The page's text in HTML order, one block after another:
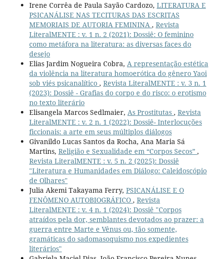
Irene Corrêa de Paula Sayão Cardozo, LITERATURA E
PSICANÁLISE NAS TECITURAS DAS ESCRITAS
MEMORIAIS DE AUTORIA FEMININA , Revista
LiteralMENTE : v. 1 n. 2 (2021): Dossiê: O feminino
como metáfora na literatura: as diversas faces do
desejo
Elias Jardim Nogueira Cobra, A representação estética
da violência na literatura homoerótica do gênero Yaoi
sob viés psicanalítico , Revista LiteralMENTE : v. 3 n. 1
(2023): Dossiê - Grafias do corpo e do risco: o erotismo
no texto literário
Elisangela Marcos Sedlmaier, As Prostitutas , Revista
LiteralMENTE : v. 2 n. 1 (2022): Dossiê- Interlocuções
ficcionais: a arte em seus múltiplos diálogos
Givanildo Lucas Santos da Rocha, Ana Maria Sá
Martins, Religião e Sexualidade em “Corpos Secos” ,
Revista LiteralMENTE : v. 5 n. 2 (2025): Dossiê
"Literatura e Humanidades em Diálogo: Caleidoscópio
de Olhares"
Julia Akemi Takayama Ferry, PSICANÁLISE E O
FENÔMENO AUTOBIOGRÁFICO , Revista
LiteralMENTE : v. 4 n. 1 (2024): Dossiê "Corpos
atraídos pela dor, semblantes devotados ao prazer: a
guerra entre Marte e Vênus ou, tão somente,
gramáticas do sadomasoquismo nos expedientes
literários"